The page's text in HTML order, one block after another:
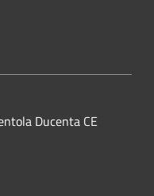
Ducenta CE